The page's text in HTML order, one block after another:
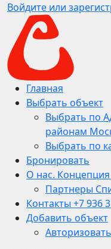
Войдите или
Главная
Выбрать объект
Выбрать по
районам
Выбрать по
Бронировать
О нас. Концепция
Партнеры
Контакты +7 936
Добавить объект